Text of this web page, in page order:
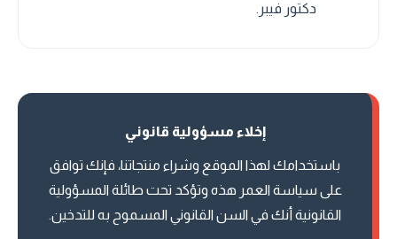
دكتور فيبر.
إخلاء مسؤولية قانوني
باستخدامك لهذا الموقع وشراء منتجاتنا، فإنك توافق
على سياسة العمر هذه وتؤكد تحت طائلة المسؤولية
القانونية أنك في السن القانوني المسموح به للتدخين.